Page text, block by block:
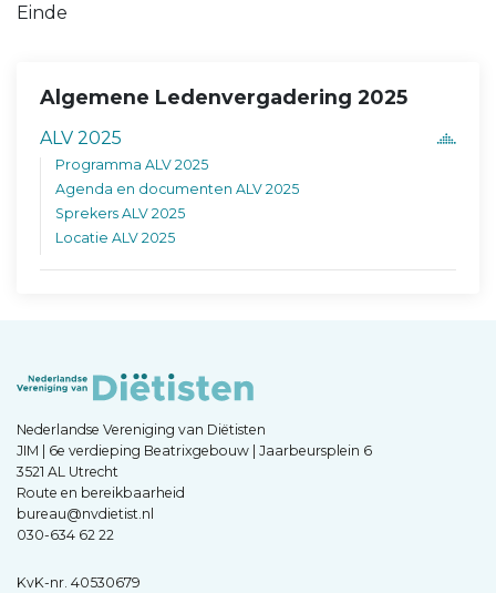
Einde
Algemene Ledenvergadering 2025
ALV 2025
Programma ALV 2025
Agenda en documenten ALV 2025
Sprekers ALV 2025
Locatie ALV 2025
Nederlandse Vereniging van Diëtisten
JIM | 6e verdieping Beatrixgebouw | Jaarbeursplein 6
3521 AL Utrecht
Route en bereikbaarheid
bureau@nvdietist.nl
030-634 62 22
KvK-nr. 40530679